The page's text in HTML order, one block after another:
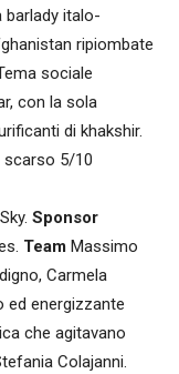
barlady italo-
ripiombate
sociale
con la sola
di khakshir.
scarso 5/10
Sponsor
Team Massimo
Carmela
ed energizzante
che agitavano
Colajanni.